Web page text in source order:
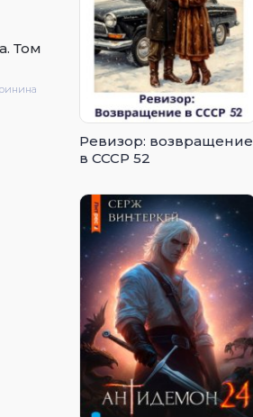
Том
Ревизор: возвращение
в СССР 52